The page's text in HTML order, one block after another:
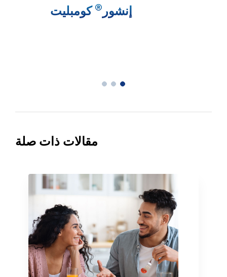
إنشور ® كومبليت
مقالات ذات صلة